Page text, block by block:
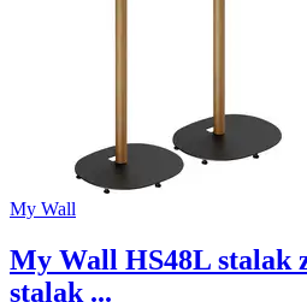
My Wall
My Wall HS48L stalak
stalak ...